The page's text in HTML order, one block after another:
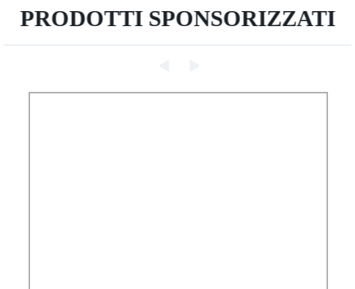
PRODOTTI SPONSORIZZATI